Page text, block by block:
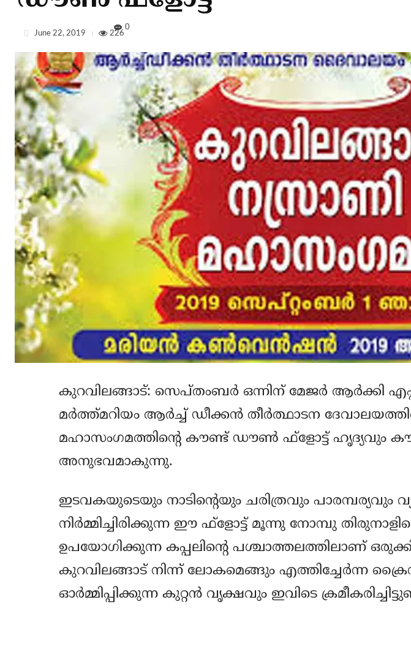
June 22, 2019 226
0
കുറവിലങ്ങാട്: സെപ്തംബര്‍ ഒന്നിന് മേജര്‍ ആര്‍ക്കി
മര്‍ത്ത്മറിയം ആര്‍ച്ച് ഡീക്കന്‍ തീര്‍ത്ഥാടന
മഹാസംഗമത്തിന്റെ കൗണ്ട് ഡൗണ്‍ ഫ്‌ളോട്ട് ഹൃദ്യവും
അനുഭവമാകുന്നു.
ഇടവകയുടെയും നാടിന്റെയും ചരിത്രവും പാരമ്പര്യവും
നിര്‍മ്മിച്ചിരിക്കുന്ന ഈ ഫ്‌ളോട്ട് മൂന്നു നോമ്പു
ഉപയോഗിക്കുന്ന കപ്പലിന്റെ പശ്ചാത്തലത്തിലാണ്
കുറവിലങ്ങാട് നിന്ന് ലോകമെങ്ങും എത്തിച്ചേര്‍ന്ന
ഓര്‍മ്മിപ്പിക്കുന്ന കുറ്റന്‍ വൃക്ഷവും ഇവിടെ